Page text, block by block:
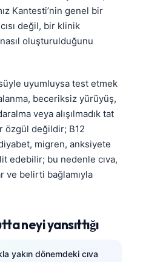
Kantesti’nin genel bir
değil, bir klinik
oluşturulduğunu
uyumluysa test etmek
beceriksiz yürüyüş,
veya alışılmadık tat
değildir; B12
migren, anksiyete
edebilir; bu nedenle cıva,
ve belirti bağlamıyla
neyi yansıttığı
yakın dönemdeki cıva